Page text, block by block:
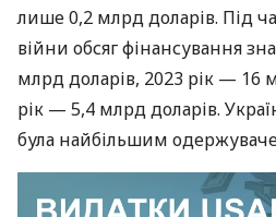
лише 0,2 млрд доларів. Під
війни обсяг фінансування
млрд доларів, 2023 рік — 16
рік — 5,4 млрд доларів.
була найбільшим